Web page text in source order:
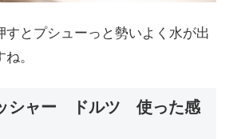
すとプシューっと勢いよく水が出
。
シャー ドルツ 使った感